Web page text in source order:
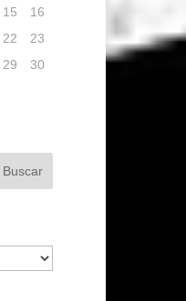
15
16
22
23
29
30